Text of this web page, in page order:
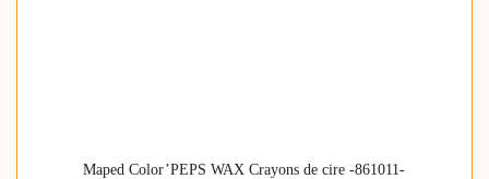
Maped Color’PEPS WAX Crayons de cire -861011-